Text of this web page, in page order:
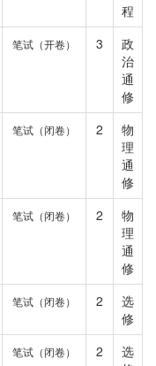
程
笔试（开卷） 3
政
治
通
修
笔试（闭卷） 2
物
理
通
修
笔试（闭卷） 2
物
理
通
修
笔试（闭卷） 2
选
修
笔试（闭卷） 2
选